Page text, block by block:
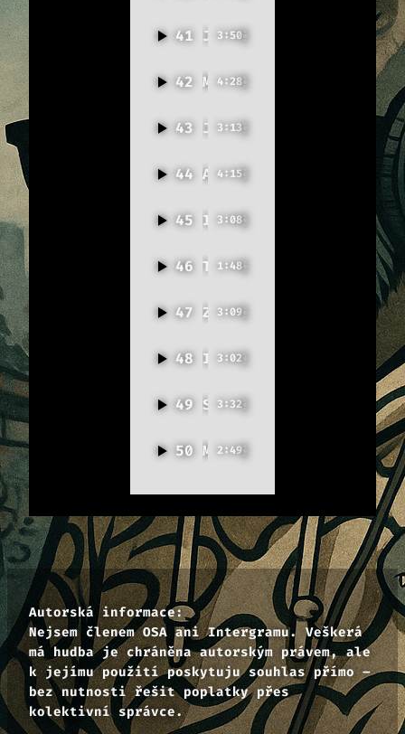
41 Jsem dva3:50
42 Melancholie4:28
43 Jako pták3:13
44 Ajťákovy Vánoce4:15
45 I když…3:08
46 Traktorista1:48
47 Zahradnická (feat. Žáci 2.Za)3:09
48 Ingliš úča3:02
49 Spolužačka3:32
50 Macho kandidát2:49
Autorská informace:
Nejsem členem OSA ani Intergramu. Veškerá
má hudba je chráněna autorským právem, ale
k jejímu použití poskytuju souhlas přímo –
bez nutnosti řešit poplatky přes
kolektivní správce.